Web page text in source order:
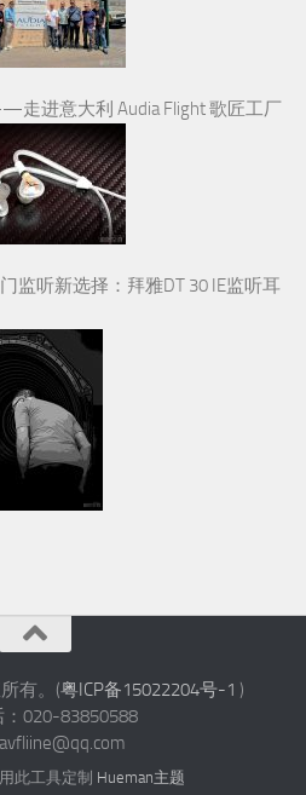
进意大利 Audia Flight 歌匠工厂
监听新选择：拜雅DT 30 IE监听耳
有。(粤ICP备15022204号-1 )
020-83850588
此工具定制 Hueman主题